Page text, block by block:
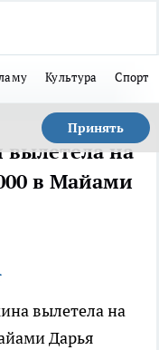
Культура Спорт
Принять
вылетела на
в Майами
вылетела на
Дарья